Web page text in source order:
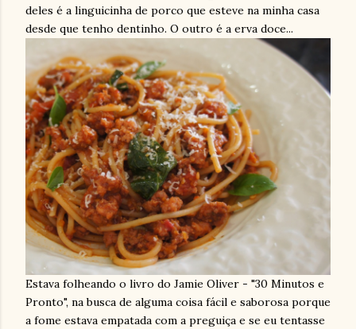
deles é a linguicinha de porco que esteve na minha casa
desde que tenho dentinho. O outro é a erva doce...
Estava folheando o livro do Jamie Oliver - "30 Minutos e
Pronto", na busca de alguma coisa fácil e saborosa porque
a fome estava empatada com a preguiça e se eu tentasse